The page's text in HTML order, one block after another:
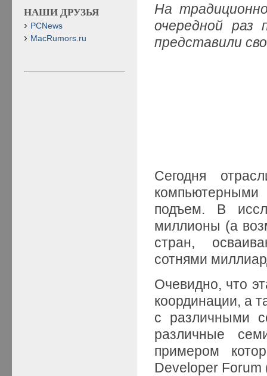
На
очередной раз
представили
Сегодня
подъем. В
миллионы (а
стран,
сотнями
Очевидно, что
координации, а
с различными
различные
примером
Developer
НАШИ ДРУЗЬЯ
PCNews
MacRumors.ru